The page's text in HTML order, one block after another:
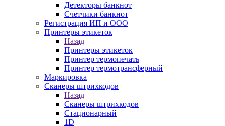
Детекторы банкнот
Счетчики банкнот
Регистрация ИП и ООО
Принтеры этикеток
Назад
Принтеры этикеток
Принтер термопечать
Принтер термотрансферный
Маркировка
Сканеры штрихкодов
Назад
Сканеры штрихкодов
Стационарный
1D